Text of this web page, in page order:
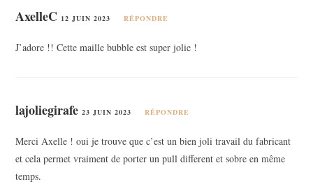
AxelleC 12 JUIN 2023 RÉPONDRE
J’adore !! Cette maille bubble est super jolie !
lajoliegirafe 23 JUIN 2023 RÉPONDRE
Merci Axelle ! oui je trouve que c’est un bien joli travail du fabricant
et cela permet vraiment de porter un pull different et sobre en même
temps.